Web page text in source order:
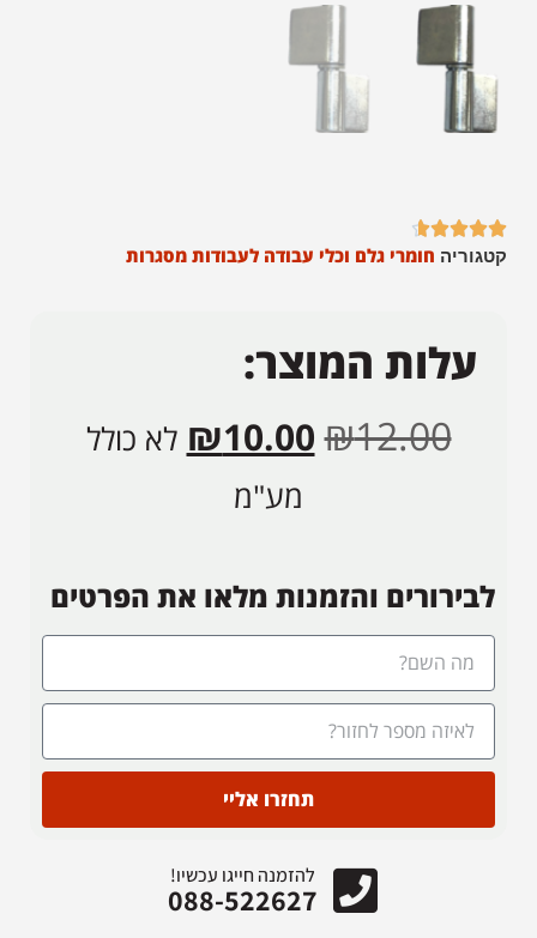





קטגוריה חומרי גלם וכלי עבודה לעבודות מסגרות
עלות המוצר:
₪12.00
₪10.00
לא כולל
מע"מ
לבירורים והזמנות מלאו את הפרטים
תחזרו אליי
להזמנה חייגו עכשיו!
088-522627